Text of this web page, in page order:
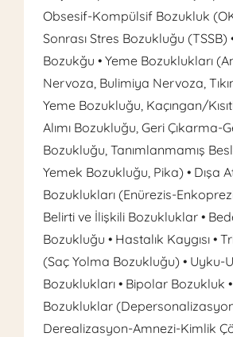
Obsesif-Kompülsif Bozukluk
Sonrası Stres Bozukluğu (TSSB)
Bozukğu • Yeme Bozuklukları
Nervoza, Bulimiya Nervoza,
Yeme Bozukluğu, Kaçıngan/
Alımı Bozukluğu, Geri Çıkarma-
Bozukluğu, Tanımlanmamış
Yemek Bozukluğu, Pika) • Dışa
Bozuklukları (Enürezis-
Belirti ve İlişkili Bozukluklar •
Bozukluğu • Hastalık Kaygısı •
(Saç Yolma Bozukluğu) • Uyku-
Bozuklukları • Bipolar Bozukluk
Bozukluklar
Derealizasyon-Amnezi-Kimlik